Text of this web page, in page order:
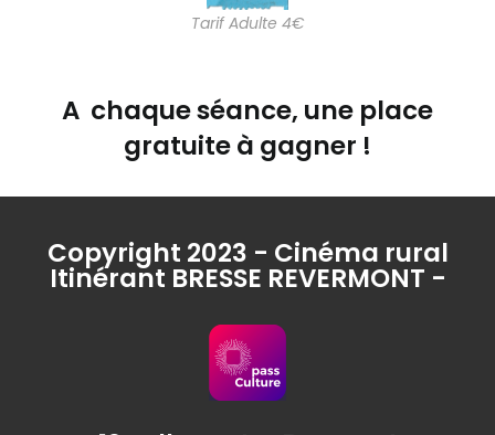
Tarif Adulte 4€
A chaque séance, une place
gratuite à gagner !
Copyright 2023 - Cinéma rural
Itinérant BRESSE REVERMONT -